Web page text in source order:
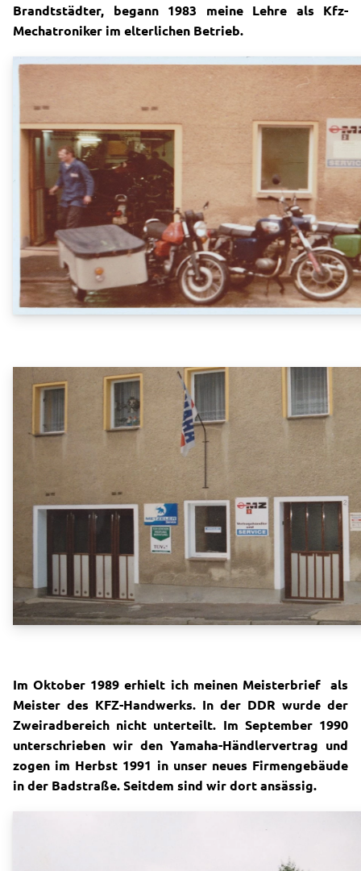
Brandtstädter, begann 1983 meine Lehre als Kfz-
Mechatroniker im elterlichen Betrieb.
Im Oktober 1989erhielt ich meinen Meisterbrief als
Meister des KFZ-Handwerks. In der DDR wurde der
Zweiradbereich nicht unterteilt. Im September 1990
unterschrieben wir den Yamaha-Händlervertrag und
zogen im Herbst 1991 in unser neues Firmengebäude
in der Badstraße.Seitdem sind wir dort ansässig.